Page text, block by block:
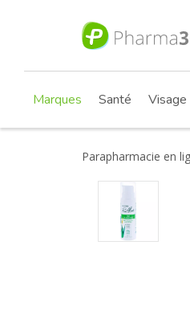
Marques Santé Visage
Parapharmacie en